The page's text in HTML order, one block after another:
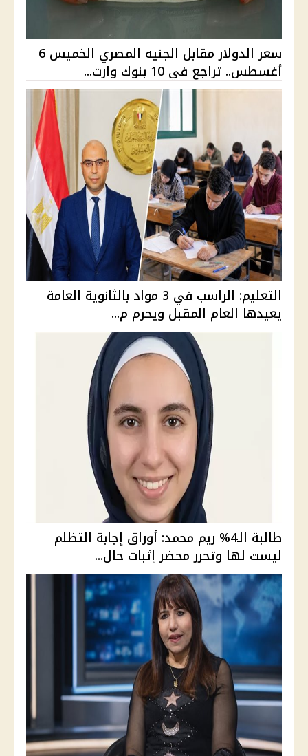
سعر الدولار مقابل الجنيه المصري الخميس 6
أغسطس.. تراجع في 10 بنوك وارت...
التعليم: الراسب في 3 مواد بالثانوية العامة
يعيدها العام المقبل ويحرم م...
طالبة الـ4% ريم محمد: أوراق إجابة التظلم
ليست لها وتحرر محضر إثبات حال...